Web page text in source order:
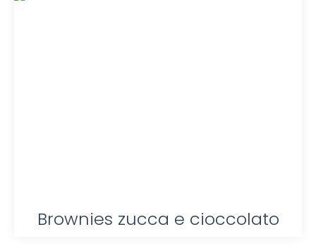
Brownies zucca e cioccolato